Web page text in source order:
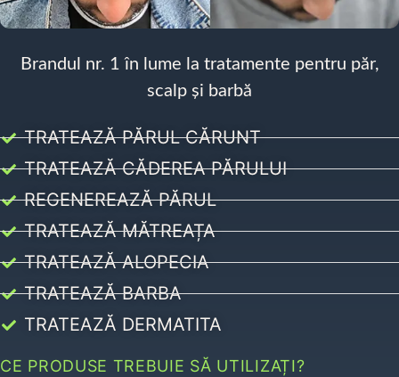
Brandul nr. 1 în lume la tratamente pentru păr,
scalp și barbă
TRATEAZĂ PĂRUL CĂRUNT
TRATEAZĂ CĂDEREA PĂRULUI
REGENEREAZĂ PĂRUL
TRATEAZĂ MĂTREAȚA
TRATEAZĂ ALOPECIA
TRATEAZĂ BARBA
TRATEAZĂ DERMATITA
CE PRODUSE TREBUIE SĂ UTILIZAȚI?